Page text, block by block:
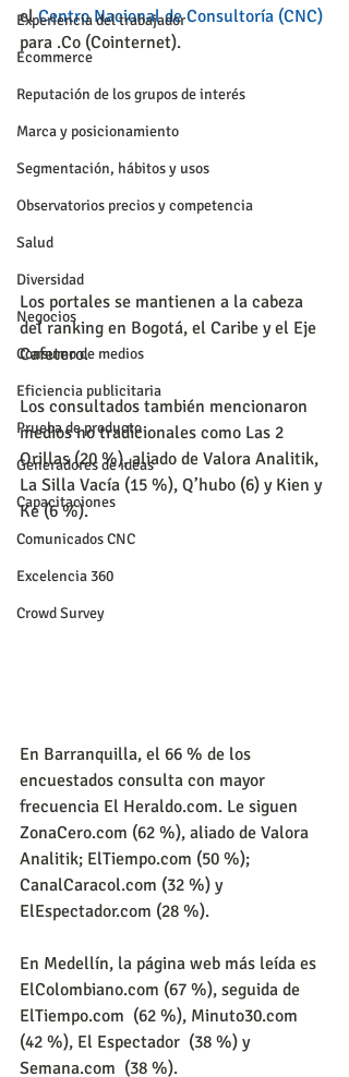
Experiencia del trabajador
Ecommerce
Reputación de los grupos de interés
Marca y posicionamiento
Segmentación, hábitos y usos
Observatorios precios y competencia
Salud
Diversidad
Negocios
Consumo de medios
Eficiencia publicitaria
Prueba de producto
Generadores de ideas
Capacitaciones
Comunicados CNC
Excelencia 360
Crowd Survey
el Centro Nacional de Consultoría (CNC)
para .Co (Cointernet).
Los portales se mantienen a la cabeza
del ranking en Bogotá, el Caribe y el Eje
Cafetero.
Los consultados también mencionaron
medios no tradicionales como Las 2
Orillas (20 %), aliado de Valora Analitik,
La Silla Vacía (15 %), Q’hubo (6) y Kien y
Ke (6 %).
En Barranquilla, el 66 % de los
encuestados consulta con mayor
frecuencia El Heraldo.com. Le siguen
ZonaCero.com (62 %), aliado de Valora
Analitik; ElTiempo.com (50 %);
CanalCaracol.com (32 %) y
ElEspectador.com (28 %).
En Medellín, la página web más leída es
ElColombiano.com (67 %), seguida de
ElTiempo.com  (62 %), Minuto30.com
(42 %), El Espectador  (38 %) y
Semana.com  (38 %).